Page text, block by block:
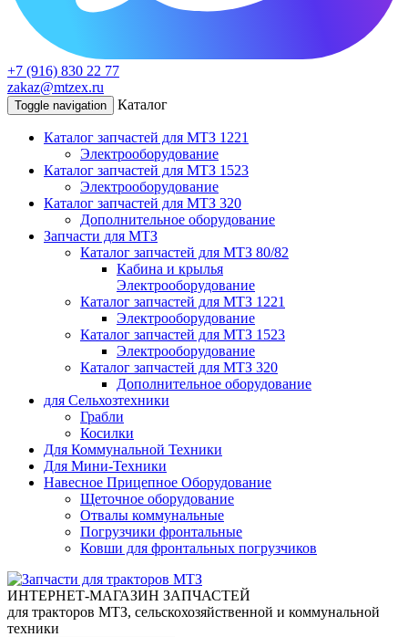
+7 (916) 830 22 77
zakaz@mtzex.ru
Toggle navigation Каталог
Каталог запчастей для МТЗ 1221
Электрооборудование
Каталог запчастей для МТЗ 1523
Электрооборудование
Каталог запчастей для МТЗ 320
Дополнительное оборудование
Запчасти для МТЗ
Каталог запчастей для МТЗ 80/82
Кабина и крылья
Электрооборудование
Каталог запчастей для МТЗ 1221
Электрооборудование
Каталог запчастей для МТЗ 1523
Электрооборудование
Каталог запчастей для МТЗ 320
Дополнительное оборудование
для Сельхозтехники
Грабли
Косилки
Для Коммунальной Техники
Для Мини-Техники
Навесное Прицепное Оборудование
Щеточное оборудование
Отвалы коммунальные
Погрузчики фронтальные
Ковши для фронтальных погрузчиков
ИНТЕРНЕТ-МАГАЗИН ЗАПЧАСТЕЙ
для тракторов МТЗ, сельскохозяйственной и коммунальной
техники